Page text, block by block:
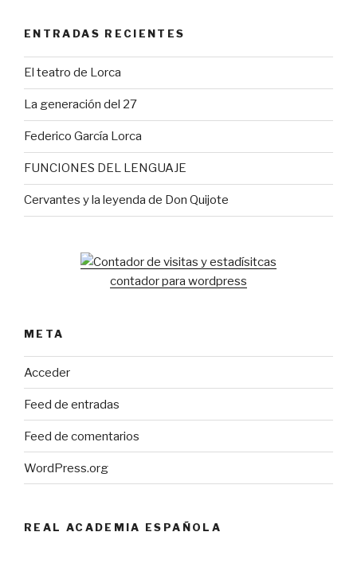
ENTRADAS RECIENTES
El teatro de Lorca
La generación del 27
Federico García Lorca
FUNCIONES DEL LENGUAJE
Cervantes y la leyenda de Don Quijote
contador para wordpress
META
Acceder
Feed de entradas
Feed de comentarios
WordPress.org
REAL ACADEMIA ESPAÑOLA